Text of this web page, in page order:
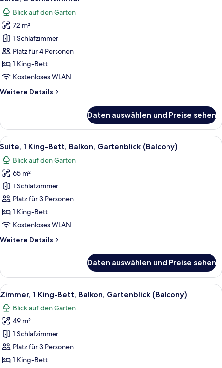
(Balcony)
Fotos
für
Suite,
2 Schlafzimmer
anzeigen
Blick auf den Garten
72 m²
1 Schlafzimmer
Platz für 4 Personen
1 King-Bett
Kostenloses WLAN
Weitere Details
Weitere
2 Schlafzimmer
Daten auswählen und Preise sehen
Alle
Fotos
für
Suite,
1 King-
Bett,
Balkon,
Gartenblick
anzeigen
Ein modernes Hotelzimmer mit
10
Suite, 1 King-Bett, Balkon, Gartenblick (Balcony)
Blick auf den Garten
65 m²
1 Schlafzimmer
Platz für 3 Personen
1 King-Bett
Kostenloses WLAN
Weitere Details
Weitere
1 King-
Bett,
Balkon,
(Balcony)
Daten auswählen und Preise sehen
Alle
Fotos
für
Zimmer,
1 King-
Bett,
Balkon,
Ein modernes Hotelzimmer mit
11
Zimmer, 1 King-Bett, Balkon, Gartenblick (Balcony)
Blick auf den Garten
49 m²
1 Schlafzimmer
Platz für 3 Personen
1 King-Bett